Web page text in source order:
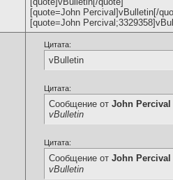
[quote=John Percival]vBulletin[/
[quote=John
Цитата:
vBulletin
Цитата:
Сообщение от John Percival
vBulletin
Цитата:
Сообщение от John Percival
vBulletin